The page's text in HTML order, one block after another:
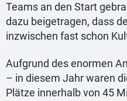
Teams an den Start
dazu beigetragen, dass
inzwischen fast schon
Aufgrund des enormen
– in diesem Jahr waren
Plätze innerhalb von 45